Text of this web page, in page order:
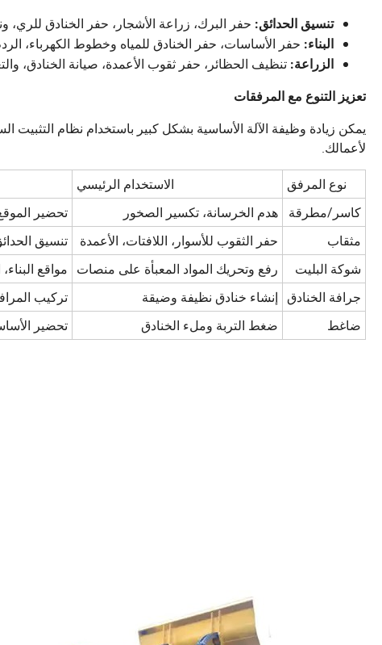
تنسيق الحدائق: حفر البرك، زراعة الأشجار، حفر الخنادق للري،
البناء: حفر الأساسات، حفر الخنادق للمياه وخطوط الكهرباء،
الزراعة: تنظيف الحظائر، حفر ثقوب الأعمدة، صيانة الخنادق،
تعزيز التنوع مع المرفقات
يمكن زيادة وظيفة الآلة الأساسية بشكل كبير باستخدام نظام التثبيت
لأعمالك.
نوع المرفق الاستخدام الرئيسي
كاسر/مطرقة
هدم الخرسانة، تكسير الصخور
تحضير
مثقاب
حفر الثقوب للأسوار، اللافتات، الأعمدة
تنسيق
شوكة البليت
رفع وتحريك المواد المعبأة على منصات مواقع
جرافة الخنادق إنشاء خنادق نظيفة وضيقة
تركيب
ضاغط
ضغط التربة وملء الخنادق تحضير